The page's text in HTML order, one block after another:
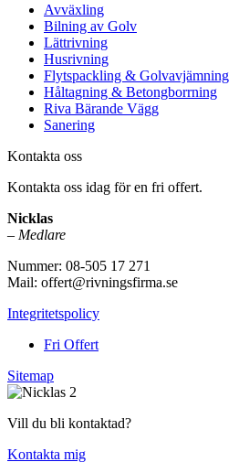
Avväxling
Bilning av Golv
Lättrivning
Husrivning
Flytspackling & Golvavjämning
Håltagning & Betongborrning
Riva Bärande Vägg
Sanering
Kontakta oss
Kontakta oss idag för en fri offert.
Nicklas
– Medlare
Nummer: 08-505 17 271
Mail: offert@rivningsfirma.se
Integritetspolicy
Fri Offert
Sitemap
Vill du bli kontaktad?
Kontakta mig